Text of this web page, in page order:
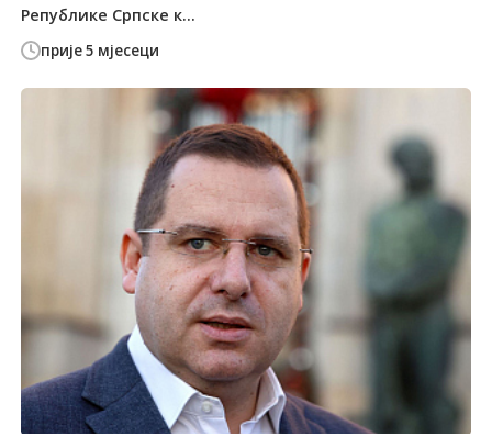
прије 5 мјесеци
Републике Српске к...